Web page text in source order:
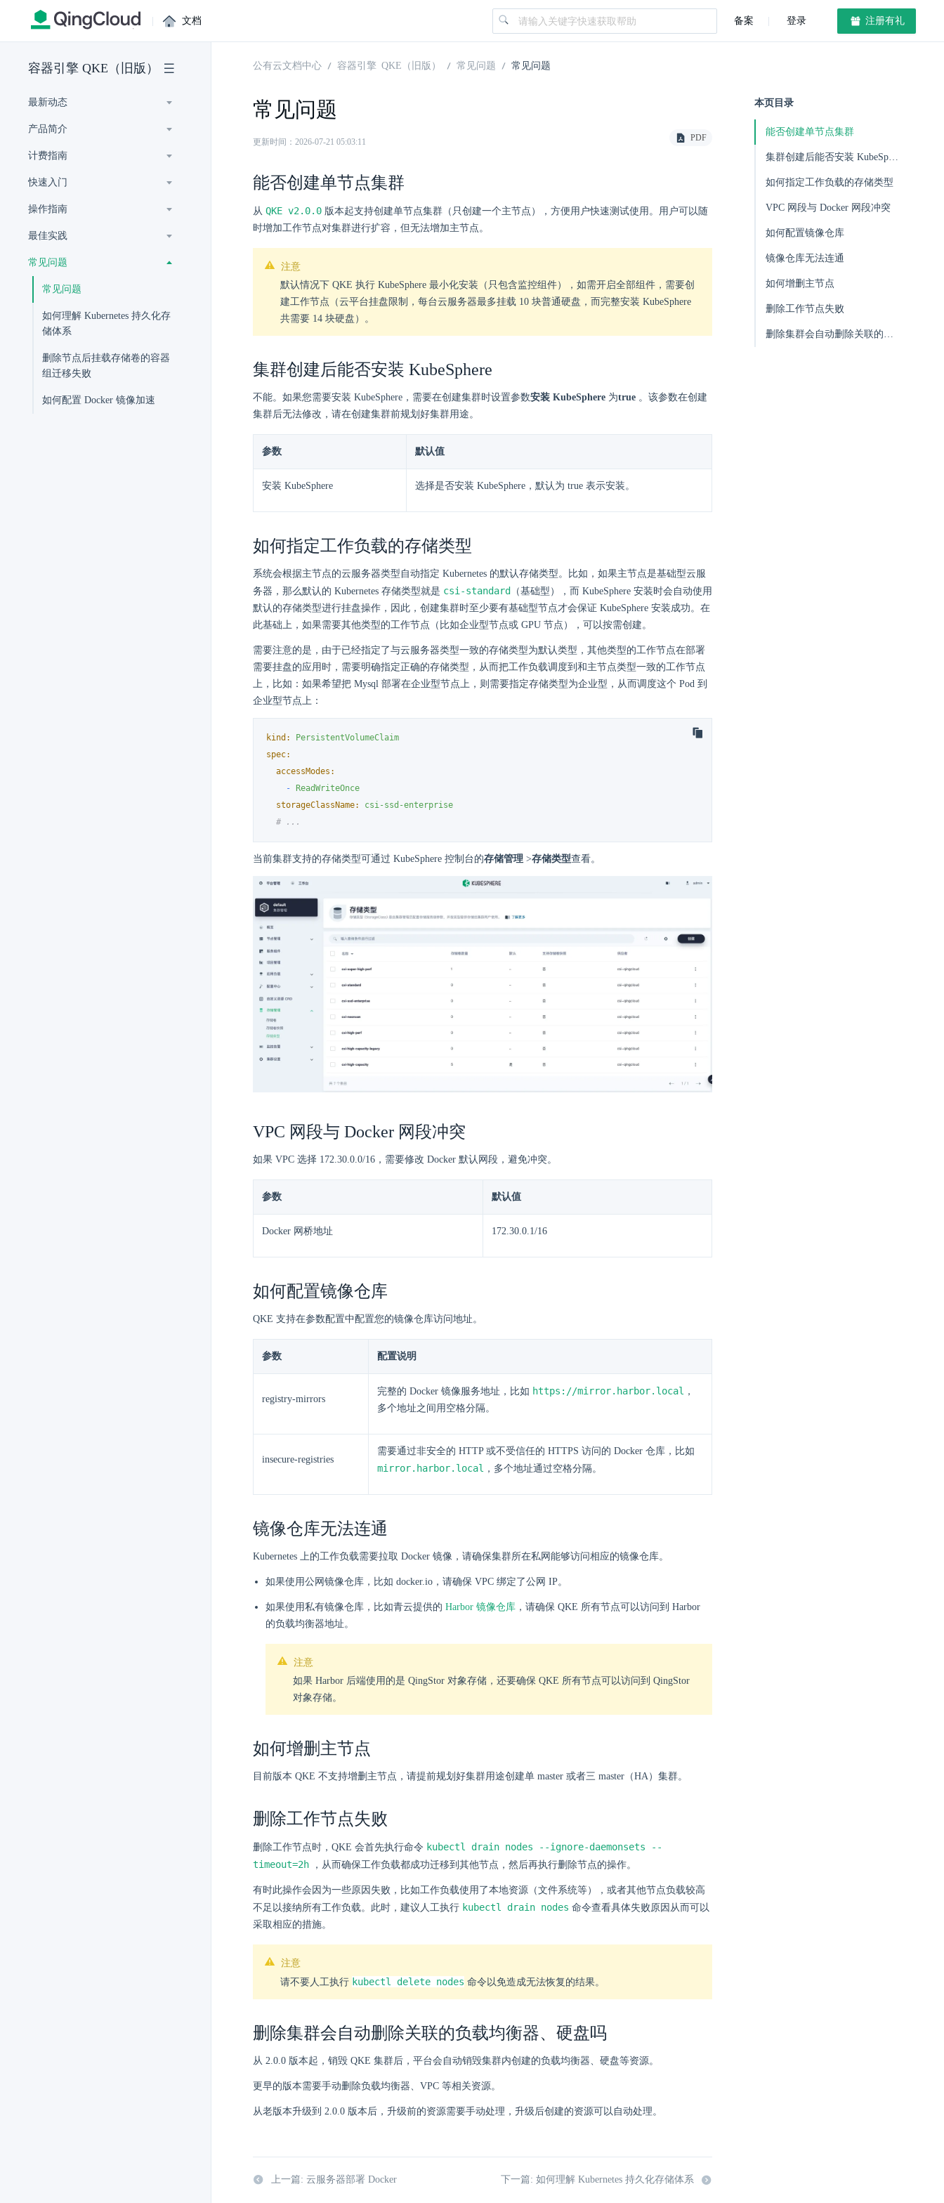
| 文档 备案 登录 注册有礼
容器引擎 QKE（旧版）
最新动态
产品简介
计费指南
快速入门
操作指南
最佳实践
常见问题
常见问题
如何理解 Kubernetes 持久化存
储体系
删除节点后挂载存储卷的容器
组迁移失败
如何配置 Docker 镜像加速
公有云文档中心 容器引擎 QKE（旧版） 常见问题 常见问题
常见问题
更新时间：2026-07-21 05:03:11 PDF
能否创建单节点集群
从 QKE v2.0.0 版本起支持创建单节点集群（只创建一个主节点），方便用户快速测试使用。用户可以随
时增加工作节点对集群进行扩容，但无法增加主节点。
注意
默认情况下 QKE 执行 KubeSphere 最小化安装（只包含监控组件），如需开启全部组件，需要创
建工作节点（云平台挂盘限制，每台云服务器最多挂载 10 块普通硬盘，而完整安装 KubeSphere
共需要 14 块硬盘）。
集群创建后能否安装 KubeSphere
不能。如果您需要安装 KubeSphere，需要在创建集群时设置参数安装 KubeSphere 为true 。该参数在创建
集群后无法修改，请在创建集群前规划好集群用途。
参数 默认值
安装 KubeSphere 选择是否安装 KubeSphere，默认为 true 表示安装。
如何指定工作负载的存储类型
系统会根据主节点的云服务器类型自动指定 Kubernetes 的默认存储类型。比如，如果主节点是基础型云服
务器，那么默认的 Kubernetes 存储类型就是 csi-standard
（基础型），而 KubeSphere 安装时会自动使用
默认的存储类型进行挂盘操作，因此，创建集群时至少要有基础型节点才会保证 KubeSphere 安装成功。在
此基础上，如果需要其他类型的工作节点（比如企业型节点或 GPU 节点），可以按需创建。
需要注意的是，由于已经指定了与云服务器类型一致的存储类型为默认类型，其他类型的工作节点在部署
需要挂盘的应用时，需要明确指定正确的存储类型，从而把工作负载调度到和主节点类型一致的工作节点
上，比如：如果希望把 Mysql 部署在企业型节点上，则需要指定存储类型为企业型，从而调度这个 Pod 到
企业型节点上：
kind:
PersistentVolumeClaim
spec:
accessModes:
-
ReadWriteOnce
storageClassName:
csi-ssd-enterprise
# ...
当前集群支持的存储类型可通过 KubeSphere 控制台的存储管理 >存储类型查看。
VPC 网段与 Docker 网段冲突
如果 VPC 选择 172.30.0.0/16，需要修改 Docker 默认网段，避免冲突。
参数 默认值
Docker 网桥地址 172.30.0.1/16
如何配置镜像仓库
QKE 支持在参数配置中配置您的镜像仓库访问地址。
参数 配置说明
registry-mirrors
完整的 Docker 镜像服务地址，比如 https://mirror.harbor.local ，
多个地址之间用空格分隔。
insecure-registries
需要通过非安全的 HTTP 或不受信任的 HTTPS 访问的 Docker 仓库，比如
mirror.harbor.local ，多个地址通过空格分隔。
镜像仓库无法连通
Kubernetes 上的工作负载需要拉取 Docker 镜像，请确保集群所在私网能够访问相应的镜像仓库。
如果使用公网镜像仓库，比如 docker.io，请确保 VPC 绑定了公网 IP。
如果使用私有镜像仓库，比如青云提供的 Harbor 镜像仓库 ，请确保 QKE 所有节点可以访问到 Harbor
的负载均衡器地址。
注意
如果 Harbor 后端使用的是 QingStor 对象存储，还要确保 QKE 所有节点可以访问到 QingStor
对象存储。
如何增删主节点
目前版本 QKE 不支持增删主节点，请提前规划好集群用途创建单 master 或者三 master（HA）集群。
删除工作节点失败
删除工作节点时，QKE 会首先执行命令 kubectl drain nodes --ignore-daemonsets --
timeout=2h ，从而确保工作负载都成功迁移到其他节点，然后再执行删除节点的操作。
有时此操作会因为一些原因失败，比如工作负载使用了本地资源（文件系统等），或者其他节点负载较高
不足以接纳所有工作负载。此时，建议人工执行 kubectl drain nodes 命令查看具体失败原因从而可以
采取相应的措施。
注意
请不要人工执行 kubectl delete nodes 命令以免造成无法恢复的结果。
删除集群会自动删除关联的负载均衡器、硬盘吗
从 2.0.0 版本起，销毁 QKE 集群后，平台会自动销毁集群内创建的负载均衡器、硬盘等资源。
更早的版本需要手动删除负载均衡器、VPC 等相关资源。
从老版本升级到 2.0.0 版本后，升级前的资源需要手动处理，升级后创建的资源可以自动处理。
上一篇: 云服务器部署 Docker 下一篇: 如何理解 Kubernetes 持久化存储体系
本页目录
能否创建单节点集群
集群创建后能否安装 KubeSphere
如何指定工作负载的存储类型
VPC 网段与 Docker 网段冲突
如何配置镜像仓库
镜像仓库无法连通
如何增删主节点
删除工作节点失败
删除集群会自动删除关联的负载均衡器、硬盘吗